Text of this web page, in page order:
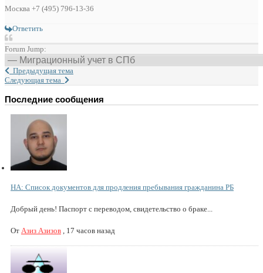
Москва +7 (495) 796-13-36
Ответить
Forum Jump:
Предыдущая тема
Следующая тема
Последние сообщения
НА: Список документов для продления пребывания гражданина РБ
Добрый день! Паспорт с переводом, свидетельство о браке...
От Азиз Азизов , 17 часов назад